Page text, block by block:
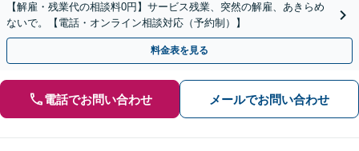
【解雇・残業代の相談料0円】サービス残業、突然の解雇、あきらめ
ないで。【電話・オンライン相談対応（予約制）】
料金表を見る
電話でお問い合わせ メールでお問い合わせ